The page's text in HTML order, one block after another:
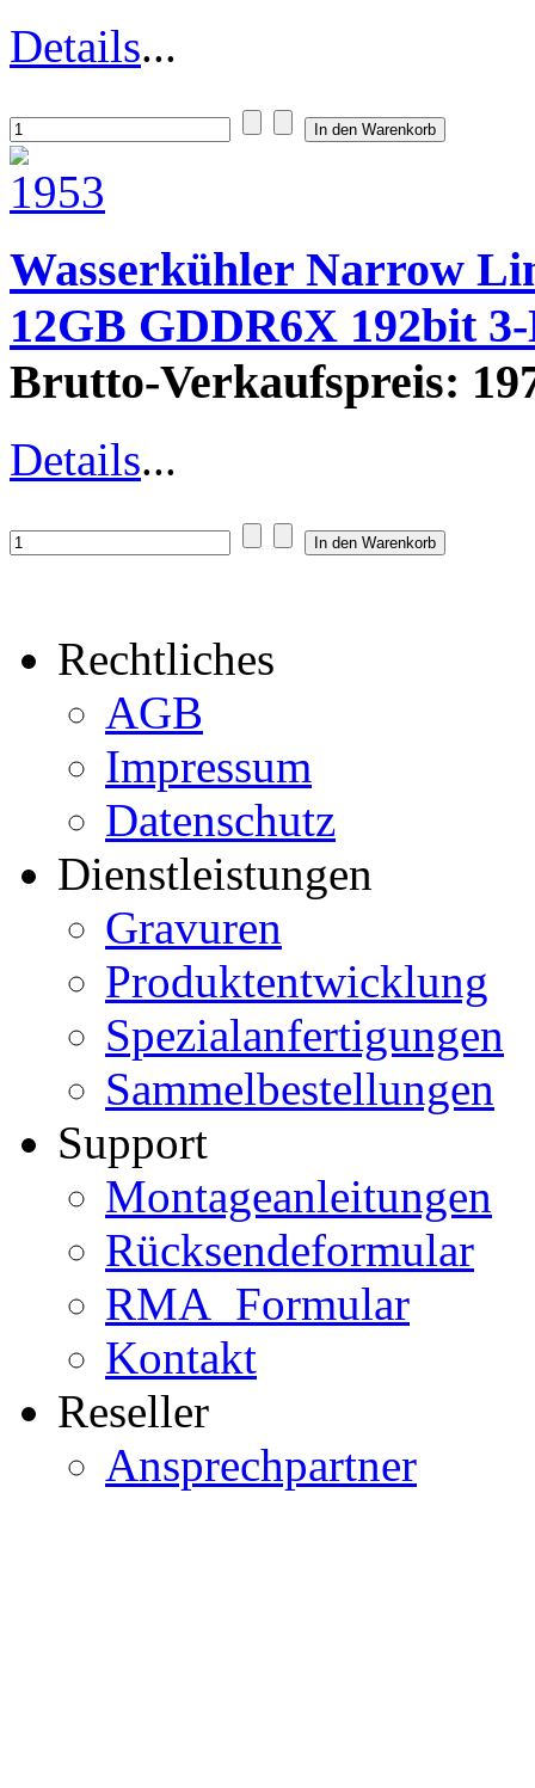
Details...
Wasserkühler Narrow
12GB GDDR6X 192bit
Brutto-Verkaufspreis:
Details...
Rechtliches
AGB
Impressum
Datenschutz
Dienstleistungen
Gravuren
Produktentwicklung
Spezialanfertigungen
Sammelbestellungen
Support
Montageanleitungen
Rücksendeformular
RMA_Formular
Kontakt
Reseller
Ansprechpartner